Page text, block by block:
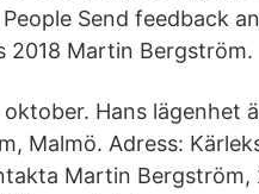
Send feedback
2018 Martin Bergström.
Hans lägenhet
Malmö. Adress:
Martin Bergström,